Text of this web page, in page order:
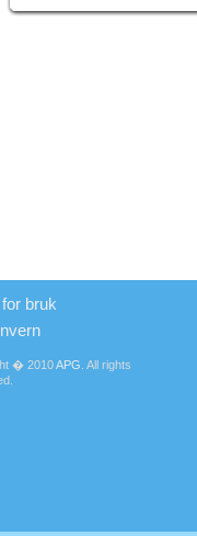
bruk
� 2010APG . All rights